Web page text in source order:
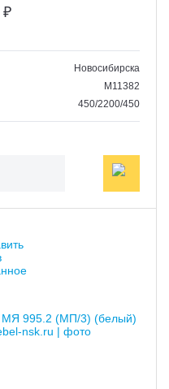
₽
Новосибирска
M11382
450/2200/450